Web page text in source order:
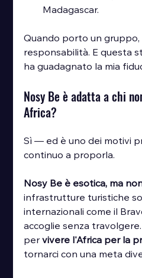
Madagascar.
Quando porto un gruppo,
responsabilità. E questa
ha guadagnato la mia
Nosy Be è adatta a chi
Africa?
Sì — ed è uno dei motivi
continuo a proporla.
Nosy Be è esotica, ma
infrastrutture turistiche
internazionali come il
accoglie senza
per vivere l'Africa per la
tornarci con una meta